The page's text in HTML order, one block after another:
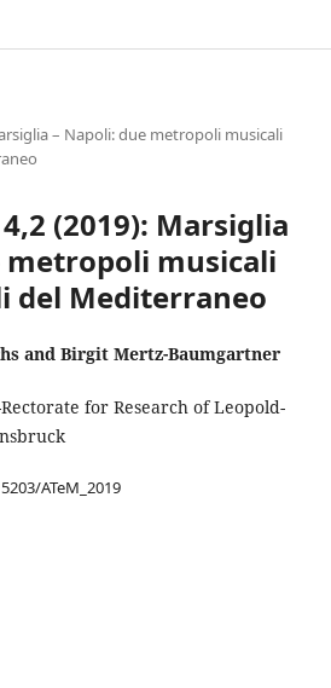
– Napoli: due metropoli musicali
(2019): Marsiglia
metropoli musicali
del Mediterraneo
and Birgit Mertz-Baumgartner
for Research of Leopold-
ATeM_2019